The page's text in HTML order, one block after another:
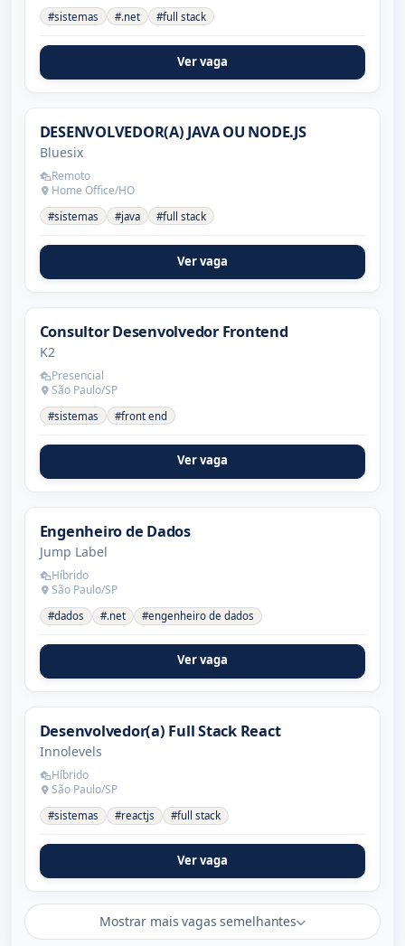
#sistemas #.net #full stack
Ver vaga
DESENVOLVEDOR(A) JAVA OU NODE.JS
Bluesix
Remoto
Home Office/HO
#sistemas #java #full stack
Ver vaga
Consultor Desenvolvedor Frontend
K2
Presencial
São Paulo/SP
#sistemas #front end
Ver vaga
Engenheiro de Dados
Jump Label
Híbrido
São Paulo/SP
#dados #.net #engenheiro de dados
Ver vaga
Desenvolvedor(a) Full Stack React
Innolevels
Híbrido
São Paulo/SP
#sistemas #reactjs #full stack
Ver vaga
Mostrar mais vagas semelhantes